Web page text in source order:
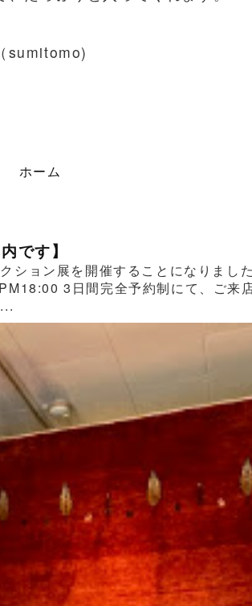
（sumitomo)
ホーム
です】
ション展を開催することになりま
3日間完全予約制にて、ご来